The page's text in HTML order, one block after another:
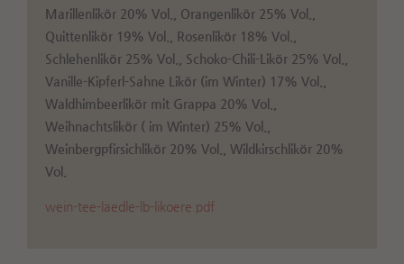
Marillenlikör 20% Vol., Orangenlikör 25% Vol.,
Quittenlikör 19% Vol., Rosenlikör 18% Vol.,
Schlehenlikör 25% Vol., Schoko-Chili-Likör 25% Vol.,
Vanille-Kipferl-Sahne Likör (im Winter) 17% Vol.,
Waldhimbeerlikör mit Grappa 20% Vol.,
Weihnachtslikör ( im Winter) 25% Vol.,
Weinbergpfirsichlikör 20% Vol., Wildkirschlikör 20%
Vol.
wein-tee-laedle-lb-likoere.pdf